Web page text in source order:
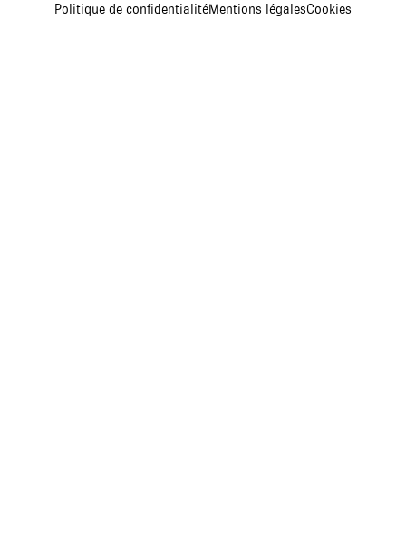
Politique de confidentialitéMentions légalesCookies